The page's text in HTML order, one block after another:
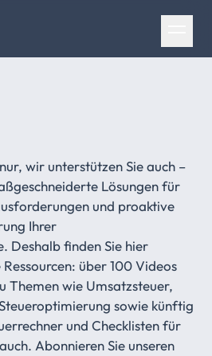
wir unterstützen Sie auch –
Lösungen für
und proaktive
Ihrer
Deshalb finden Sie hier
über 100 Videos
Themen wie Umsatzsteuer,
sowie künftig
und Checklisten für
Abonnieren Sie unseren